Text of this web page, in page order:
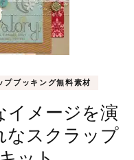
プブッキング無料素材
イメージを演
なスクラップ